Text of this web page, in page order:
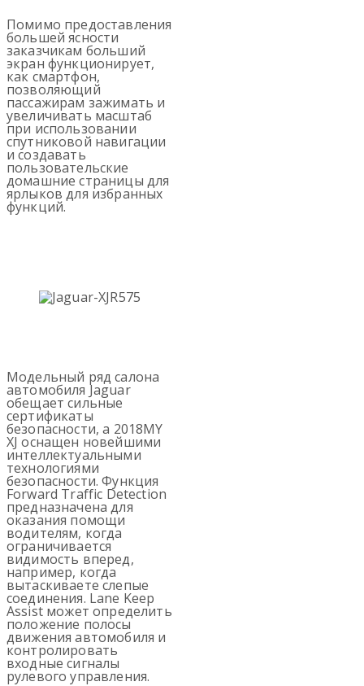
Помимо предоставления
большей ясности
заказчикам больший
экран функционирует,
как смартфон,
позволяющий
пассажирам зажимать и
увеличивать масштаб
при использовании
спутниковой навигации
и создавать
пользовательские
домашние страницы для
ярлыков для избранных
функций.
Модельный ряд салона
автомобиля Jaguar
обещает сильные
сертификаты
безопасности, а 2018MY
XJ оснащен новейшими
интеллектуальными
технологиями
безопасности. Функция
Forward Traffic Detection
предназначена для
оказания помощи
водителям, когда
ограничивается
видимость вперед,
например, когда
вытаскиваете слепые
соединения. Lane Keep
Assist может определить
положение полосы
движения автомобиля и
контролировать
входные сигналы
рулевого управления.